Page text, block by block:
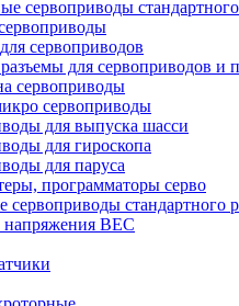
сервоприводы
сервоприводов
для сервоприводов и
сервоприводы
сервоприводы
для выпуска шасси
для гироскопа
для паруса
программаторы серво
стандартного
BEC